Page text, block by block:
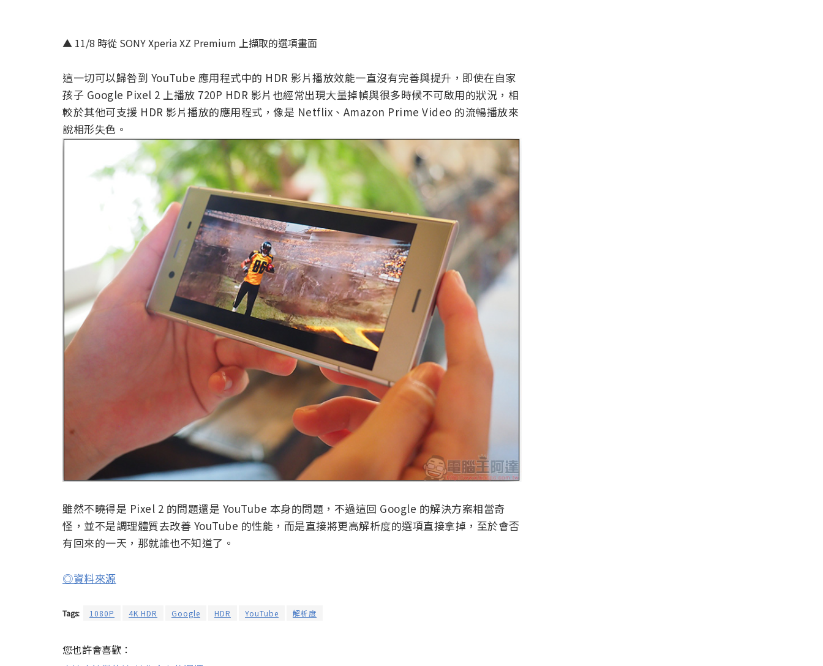
▲ 11/8 時從 SONY Xperia XZ Premium 上擷取的選項畫面
這一切可以歸咎到 YouTube 應用程式中的 HDR 影片播放效能一直沒有完善與提升，即使在自家
孩子 Google Pixel 2 上播放 720P HDR 影片也經常出現大量掉幀與很多時候不可啟用的狀況，相
較於其他可支援 HDR 影片播放的應用程式，像是 Netflix、Amazon Prime Video 的流暢播放來
說相形失色。
雖然不曉得是 Pixel 2 的問題還是 YouTube 本身的問題，不過這回 Google 的解決方案相當奇
怪，並不是調理體質去改善 YouTube 的性能，而是直接將更高解析度的選項直接拿掉，至於會否
有回來的一天，那就誰也不知道了。
◎資料來源
Tags: 1080P 4K HDR Google HDR YouTube 解析度
您也許會喜歡：